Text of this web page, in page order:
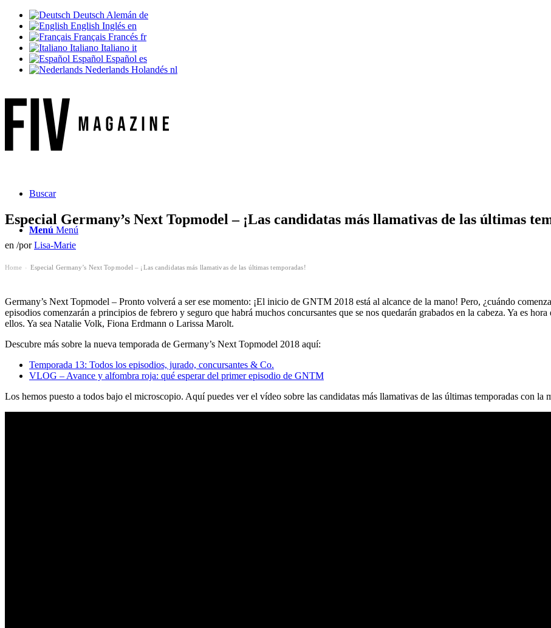
Deutsch Alemán de
English Inglés en
Français Francés fr
Italiano Italiano it
Español Español es
Nederlands Holandés nl
Buscar
Menú Menú
Especial Germany’s Next Topmodel – ¡Las candidatas más llamativas de las últimas
en /porLisa-Marie
Home Especial Germany’s Next Topmodel – ¡Las candidatas más llamativas de las últimas temporadas!
Germany’s Next Topmodel – Pronto volverá a ser ese momento: ¡El inicio de GNTM 2018 está al alcance de la mano! Pero, ¿cuándo
episodios comenzarán a principios de febrero y seguro que habrá muchos concursantes que se nos quedarán grabados en la cabeza. Ya es
ellos. Ya sea Natalie Volk, Fiona Erdmann o Larissa Marolt.
Descubre más sobre la nueva temporada de Germany’s Next Topmodel 2018 aquí:
Temporada 13: Todos los episodios, jurado, concursantes & Co.
VLOG – Avance y alfombra roja: qué esperar del primer episodio de GNTM
Los hemos puesto a todos bajo el microscopio. Aquí puedes ver el vídeo sobre las candidatas más llamativas de las últimas temporadas con la